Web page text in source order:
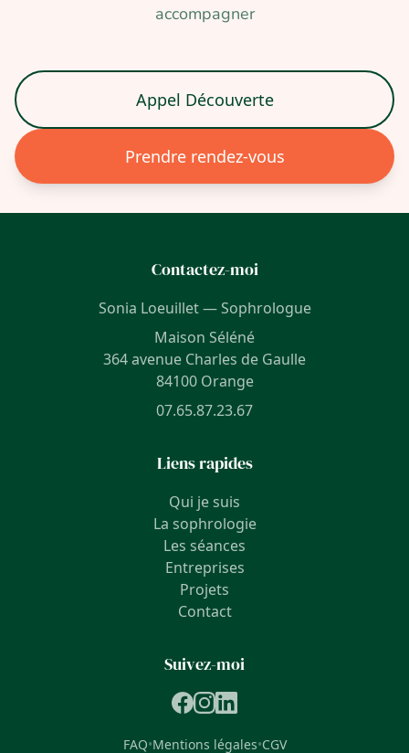
accompagner
Appel Découverte
Prendre rendez-vous
Contactez-moi
Sonia Loeuillet — Sophrologue
Maison Séléné
364 avenue Charles de Gaulle
84100 Orange
07.65.87.23.67
Liens rapides
Qui je suis
La sophrologie
Les séances
Entreprises
Projets
Contact
Suivez-moi
FAQ•Mentions légales•CGV